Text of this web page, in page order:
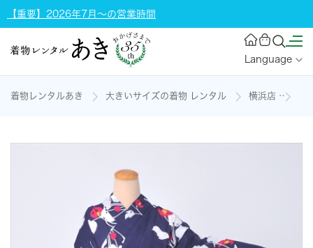
【重要】2026年7月～の営業時間
Language
着物レンタルあき 大きいサイズの着物 レンタル 横浜店